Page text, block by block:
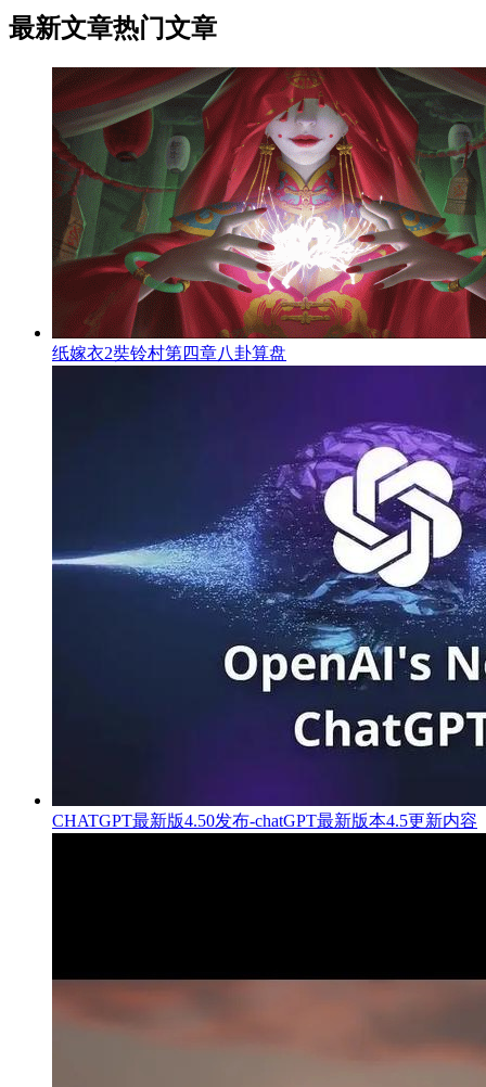
最新文章热门文章
纸嫁衣2奘铃村第四章八卦算盘
CHATGPT最新版4.50发布-chatGPT最新版本4.5更新内容